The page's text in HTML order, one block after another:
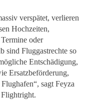
verspätet, verlieren
Hochzeiten,
oder
sind Fluggastrechte so
Entschädigung,
Ersatzbeförderung,
sagt Feyza